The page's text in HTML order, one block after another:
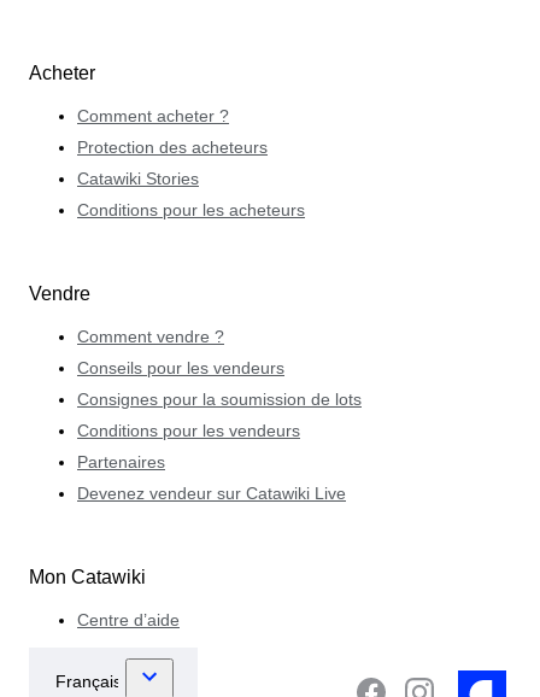
Acheter
Comment acheter ?
Protection des acheteurs
Catawiki Stories
Conditions pour les acheteurs
Vendre
Comment vendre ?
Conseils pour les vendeurs
Consignes pour la soumission de lots
Conditions pour les vendeurs
Partenaires
Devenez vendeur sur Catawiki Live
Mon Catawiki
Centre d’aide